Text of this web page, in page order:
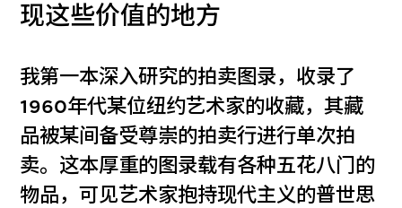
现这些价值的地方
我第一本深入研究的拍卖图录，收录了
1960年代某位纽约艺术家的收藏，其藏
品被某间备受尊崇的拍卖行进行单次拍
卖。这本厚重的图录载有各种五花八门的
物品，可见艺术家抱持现代主义的普世思